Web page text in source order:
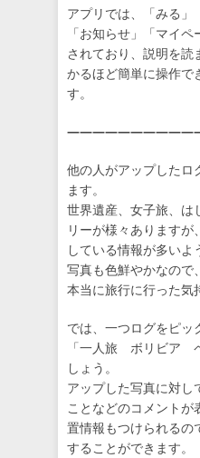
アプリでは、「みる」
「お知らせ」「マイ
されており、説明を読
かるほど簡単に操作で
す。
他の人がアップしたロ
ます。
世界遺産、女子旅、は
リーが様々あります
している情報が多いよ
写真も色鮮やかなので
本当に旅行に行った
では、一つログをピッ
「一人旅 ボリビア
しょう。
アップした写真に対し
ことなどのコメントが
置情報もつけられるの
することができます。